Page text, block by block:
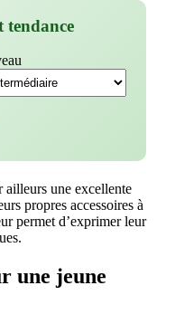
tendance
ailleurs une excellente
propres accessoires à
permet d’exprimer leur
une jeune